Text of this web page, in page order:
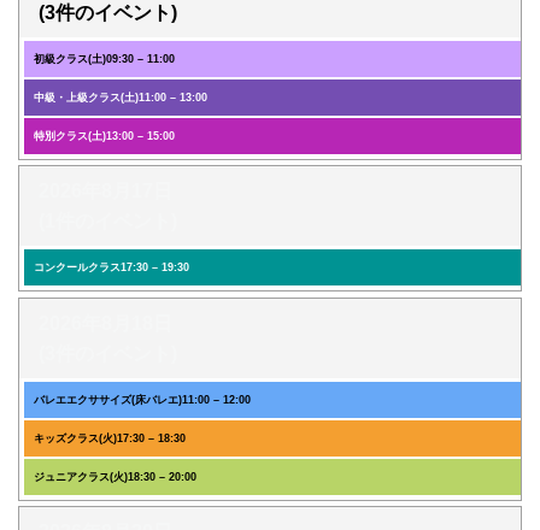
(3件のイベント)
初級クラス(土)09:30 – 11:00
中級・上級クラス(土)11:00 – 13:00
特別クラス(土)13:00 – 15:00
コンクールクラス17:30 – 19:30
バレエエクササイズ(床バレエ)11:00 – 12:00
キッズクラス(火)17:30 – 18:30
ジュニアクラス(火)18:30 – 20:00